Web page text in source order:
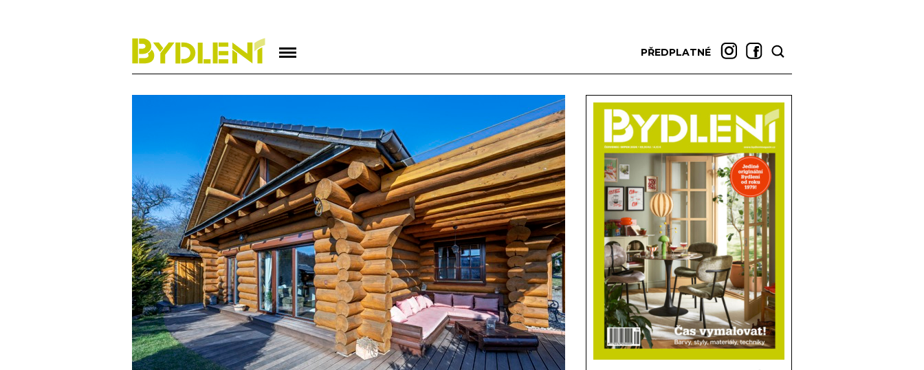
PŘEDPLATNÉ